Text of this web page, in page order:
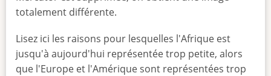
totalement différente.
Lisez ici les raisons pour lesquelles l'Afrique est
jusqu'à aujourd'hui représentée trop petite, alors
que l'Europe et l'Amérique sont représentées trop